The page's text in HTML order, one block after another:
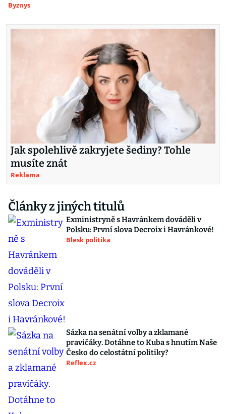
Byznys
Jak spolehlivě zakryjete šediny? Tohle
musíte znát
Reklama
Články z jiných titulů
Exministryně s Havránkem dováděli v
Polsku: První slova Decroix i Havránkové!
Blesk politika
Sázka na senátní volby a zklamané
pravičáky. Dotáhne to Kuba s hnutím Naše
Česko do celostátní politiky?
Reflex.cz